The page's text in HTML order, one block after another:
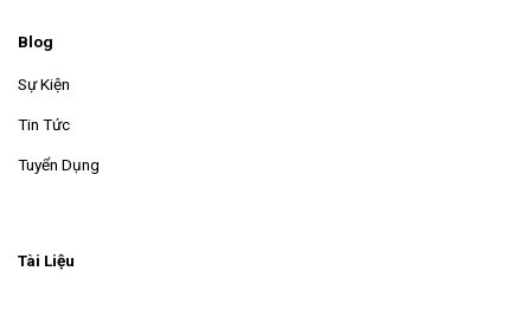
Blog
Sự Kiện
Tin Tức
Tuyển Dụng
Tài Liệu